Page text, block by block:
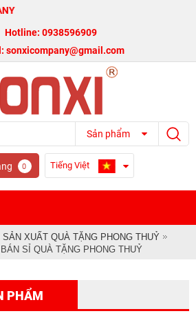
Hotline: 0938596909
sonxicompany@gmail.com
Sản phẩm
0 Tiếng Việt
SẢN XUẤT QUÀ TẶNG PHONG THUỶ
BÁN SỈ QUÀ TẶNG PHONG THUỶ
PHẨM